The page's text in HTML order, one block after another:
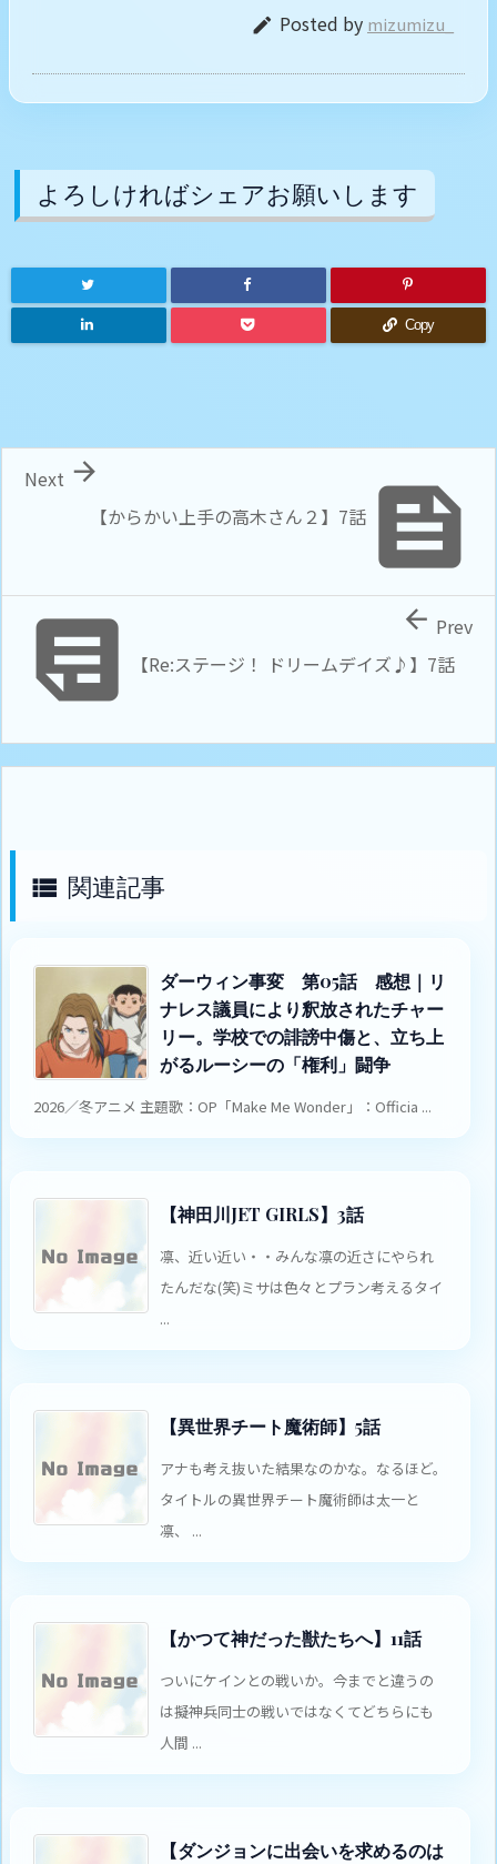
 Posted by mizumizu_
よろしければシェアお願いします
Copy

【からかい上手の高木さん２】7話

Next
 【Re:ステージ！ ドリームデイズ♪】7話
 Prev
 関連記事
ダーウィン事変 第05話 感想｜リ
ナレス議員により釈放されたチャー
リー。学校での誹謗中傷と、立ち上
がるルーシーの「権利」闘争
2026／冬アニメ 主題歌：OP「Make Me Wonder」：Officia ...
【神田川JET GIRLS】3話
凛、近い近い・・みんな凛の近さにやられ
たんだな(笑)ミサは色々とプラン考えるタイ
...
【異世界チート魔術師】5話
アナも考え抜いた結果なのかな。なるほど。
タイトルの異世界チート魔術師は太一と
凛、 ...
【かつて神だった獣たちへ】11話
ついにケインとの戦いか。今までと違うの
は擬神兵同士の戦いではなくてどちらにも
人間 ...
【ダンジョンに出会いを求めるのは